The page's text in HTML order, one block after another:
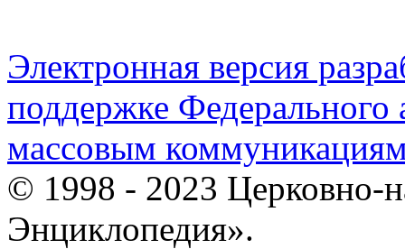
Электронная версия
поддержке Федерального
массовым
© 1998 - 2023 Церковно-
Энциклопедия».